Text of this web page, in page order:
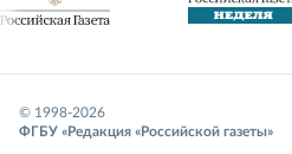
© 1998-2026
ФГБУ «Редакция «Российской газеты»